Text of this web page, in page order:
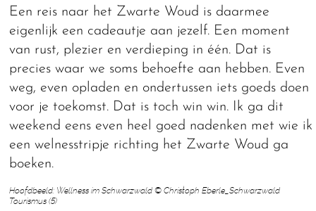
Een reis naar het Zwarte Woud is daarmee
eigenlijk een cadeautje aan jezelf. Een moment
van rust, plezier en verdieping in één. Dat is
precies waar we soms behoefte aan hebben. Even
weg, even opladen en ondertussen iets goeds doen
voor je toekomst. Dat is toch win win. Ik ga dit
weekend eens even heel goed nadenken met wie ik
een welnesstripje richting het Zwarte Woud ga
boeken.
Hoofdbeeld: Wellness im Schwarzwald © Christoph Eberle_Schwarzwald
Tourismus (5)